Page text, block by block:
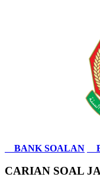
BANK SOALAN
CARIAN SOAL